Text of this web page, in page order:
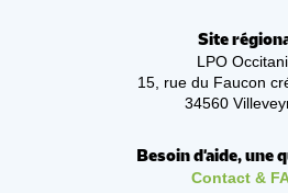
Site
LPO
15, rue du Faucon
34560
Besoin d'aide, une
Contact &